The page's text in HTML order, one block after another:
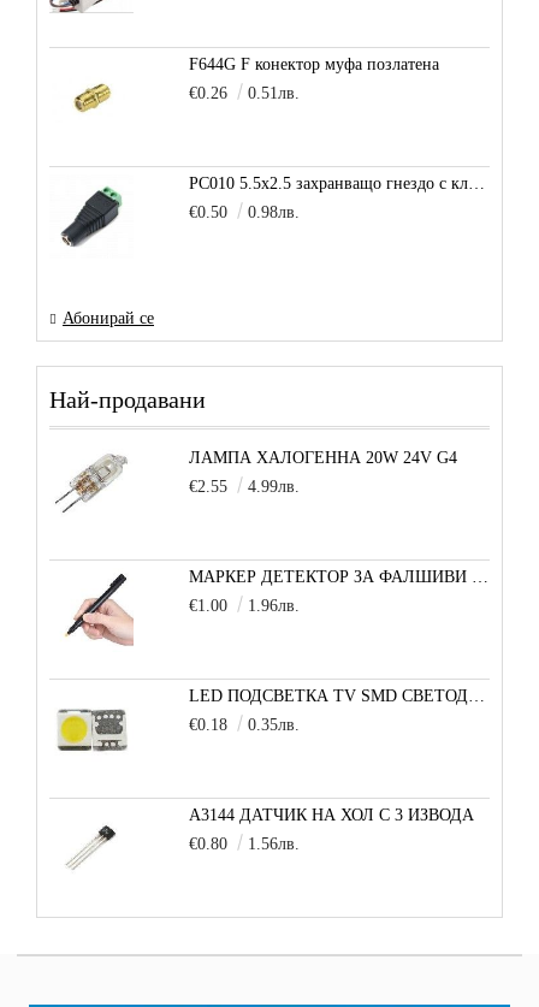
F644G F конектор муфа позлатена
€0.26
0.51лв.
PC010 5.5x2.5 захранващо гнездо с клема за кабел
€0.50
0.98лв.
Абонирай се
Най-продавани
ЛАМПА ХАЛОГЕННА 20W 24V G4
€2.55
4.99лв.
МАРКЕР ДЕТЕКТОР ЗА ФАЛШИВИ БАНКНОТИ
€1.00
1.96лв.
LED ПОДСВЕТКА TV SMD СВЕТОДИОД 2835 2W 3V МАЛКА+
€0.18
0.35лв.
A3144 ДАТЧИК НА ХОЛ С 3 ИЗВОДА
€0.80
1.56лв.